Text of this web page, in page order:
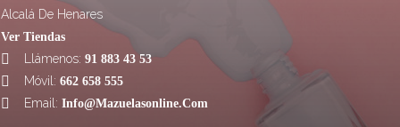
Alcalá De Henares
Ver Tiendas
 Llámenos: 91 883 43 53
 Móvil: 662 658 555
 Email: Info@mazuelasonline.com